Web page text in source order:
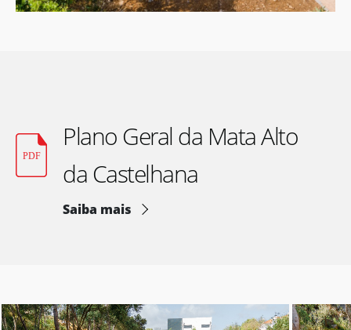
Plano Geral da Mata Alto
da Castelhana
Saiba mais